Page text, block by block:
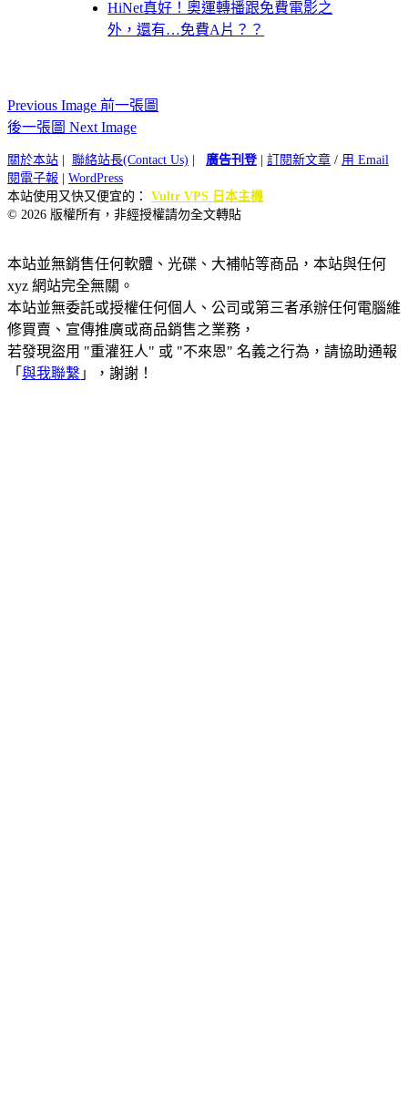
HiNet真好！奧運轉播跟免費電影之
外，還有…免費A片？？
Previous Image 前一張圖
後一張圖 Next Image
關於本站 聯絡站長(Contact Us) 廣告刊登| 訂閱新文章 / 用 Email
閱電子報
WordPress
本站使用又快又便宜的： Vultr VPS 日本主機
© 2026 版權所有，非經授權請勿全文轉貼
本站並無銷售任何軟體、光碟、大補帖等商品，本站與任何
xyz 網站完全無關。
本站並無委託或授權任何個人、公司或第三者承辦任何電腦維
修買賣、宣傳推廣或商品銷售之業務，
若發現盜用 "重灌狂人" 或 "不來恩" 名義之行為，請協助通報
「 與我聯繫 」，謝謝！